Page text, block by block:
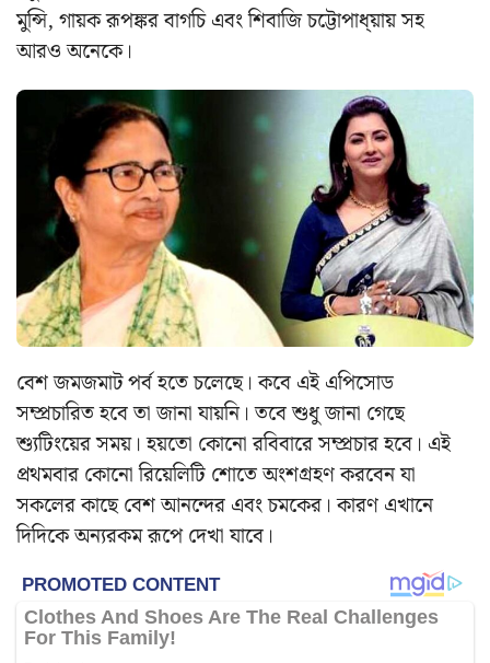
মুন্সি, গায়ক রূপঙ্কর বাগচি এবং শিবাজি চট্টোপাধ্য়ায় সহ
আরও অনেকে।
বেশ জমজমাট পর্ব হতে চলেছে। কবে এই এপিসোড
সম্প্রচারিত হবে তা জানা যায়নি। তবে শুধু জানা গেছে
শ্যুটিংয়ের সময়। হয়তো কোনো রবিবারে সম্প্রচার হবে। এই
প্রথমবার কোনো রিয়েলিটি শোতে অংশগ্রহণ করবেন যা
সকলের কাছে বেশ আনন্দের এবং চমকের। কারণ এখানে
দিদিকে অন্যরকম রূপে দেখা যাবে।